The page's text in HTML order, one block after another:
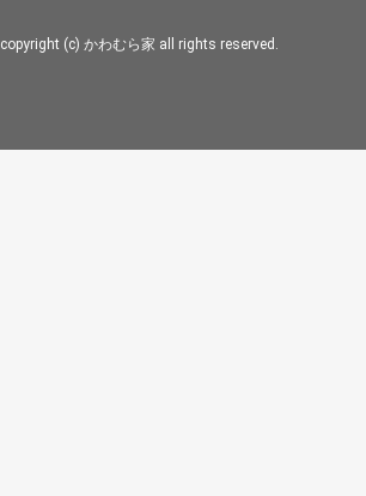
copyright (c) かわむら家 all rights reserved.